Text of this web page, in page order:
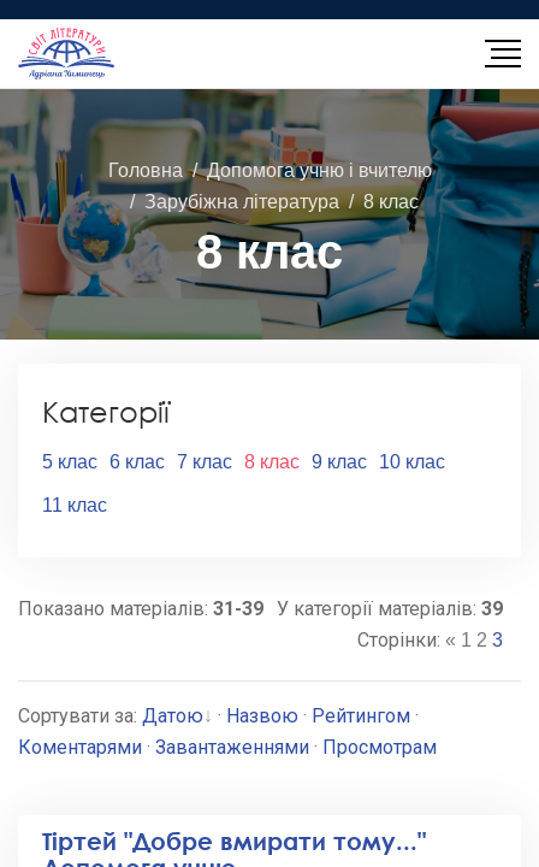
Головна
Допомога учню і вчителю
Зарубіжна література
8 клас
8 клас
Категорії
5 клас 6 клас 7 клас 8 клас 9 клас 10 клас
11 клас
Показано матеріалів: 31-39 У категорії матеріалів: 39
Сторінки: « 1 2 3
Сортувати за: Датою · Назвою · Рейтингом ·
Коментарями · Завантаженнями · Просмотрам
Тіртей "Добре вмирати тому..."